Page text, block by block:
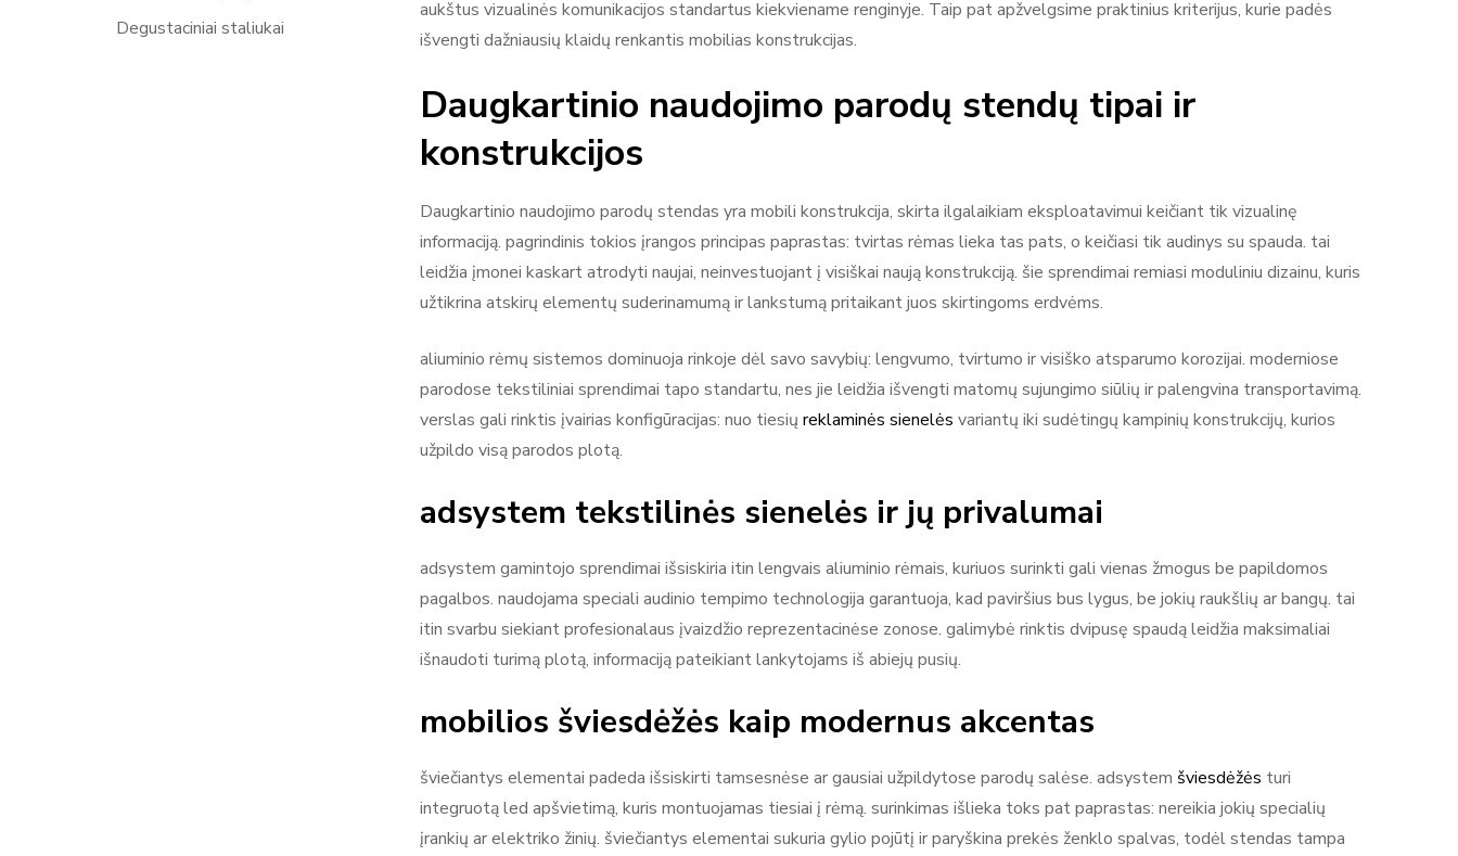
Degustaciniai staliukai
aukštus vizualinės komunikacijos standartus kiekviename renginyje. Taip pat apžvelgsime praktinius kriterijus, kurie padės
išvengti dažniausių klaidų renkantis mobilias konstrukcijas.
Daugkartinio naudojimo parodų stendų tipai ir
konstrukcijos
Daugkartinio naudojimo parodų stendas yra mobili konstrukcija, skirta ilgalaikiam eksploatavimui keičiant tik vizualinę
informaciją. pagrindinis tokios įrangos principas paprastas: tvirtas rėmas lieka tas pats, o keičiasi tik audinys su spauda. tai
leidžia įmonei kaskart atrodyti naujai, neinvestuojant į visiškai naują konstrukciją. šie sprendimai remiasi moduliniu dizainu, kuris
užtikrina atskirų elementų suderinamumą ir lankstumą pritaikant juos skirtingoms erdvėms.
aliuminio rėmų sistemos dominuoja rinkoje dėl savo savybių: lengvumo, tvirtumo ir visiško atsparumo korozijai. moderniose
parodose tekstiliniai sprendimai tapo standartu, nes jie leidžia išvengti matomų sujungimo siūlių ir palengvina transportavimą.
verslas gali rinktis įvairias konfigūracijas: nuo tiesių reklaminės sienelės variantų iki sudėtingų kampinių konstrukcijų, kurios
užpildo visą parodos plotą.
adsystem tekstilinės sienelės ir jų privalumai
adsystem gamintojo sprendimai išsiskiria itin lengvais aliuminio rėmais, kuriuos surinkti gali vienas žmogus be papildomos
pagalbos. naudojama speciali audinio tempimo technologija garantuoja, kad paviršius bus lygus, be jokių raukšlių ar bangų. tai
itin svarbu siekiant profesionalaus įvaizdžio reprezentacinėse zonose. galimybė rinktis dvipusę spaudą leidžia maksimaliai
išnaudoti turimą plotą, informaciją pateikiant lankytojams iš abiejų pusių.
mobilios šviesdėžės kaip modernus akcentas
šviečiantys elementai padeda išsiskirti tamsesnėse ar gausiai užpildytose parodų salėse. adsystem šviesdėžės turi
integruotą led apšvietimą, kuris montuojamas tiesiai į rėmą. surinkimas išlieka toks pat paprastas: nereikia jokių specialių
įrankių ar elektriko žinių. šviečiantys elementai sukuria gylio pojūtį ir paryškina prekės ženklo spalvas, todėl stendas tampa